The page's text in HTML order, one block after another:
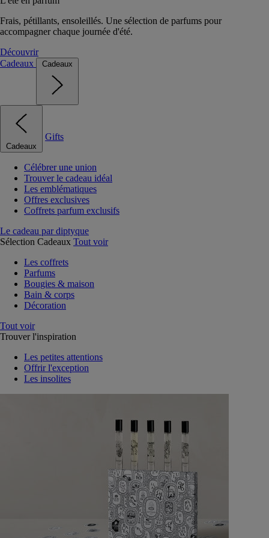
Frais, pétillants, ensoleillés. Une sélection de parfums pour
accompagner chaque journée d'été.
Découvrir
Cadeaux
Cadeaux
Cadeaux
Gifts
Célébrer une union
Trouver le cadeau idéal
Les emblématiques
Offres exclusives
Coffrets parfum exclusifs
Le cadeau par diptyque
Sélection Cadeaux Tout voir
Les coffrets
Parfums
Bougies & maison
Bain & corps
Décoration
Tout voir
Trouver l'inspiration
Les petites attentions
Offrir l'exception
Les insolites